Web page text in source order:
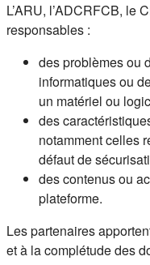
L’ARU, l’ADCRFCB, le
responsables :
des problèmes ou
informatiques ou
un matériel ou
des
notamment celles
défaut de
des contenus ou
plateforme.
Les partenaires
et à la complétude des